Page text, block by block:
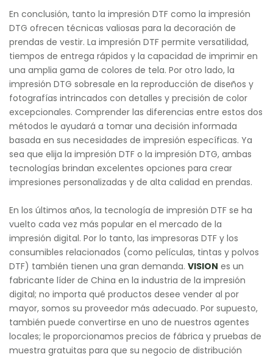
En conclusión, tanto la impresión DTF como la impresión
DTG ofrecen técnicas valiosas para la decoración de
prendas de vestir. La impresión DTF permite versatilidad,
tiempos de entrega rápidos y la capacidad de imprimir en
una amplia gama de colores de tela. Por otro lado, la
impresión DTG sobresale en la reproducción de diseños y
fotografías intrincados con detalles y precisión de color
excepcionales. Comprender las diferencias entre estos dos
métodos le ayudará a tomar una decisión informada
basada en sus necesidades de impresión específicas. Ya
sea que elija la impresión DTF o la impresión DTG, ambas
tecnologías brindan excelentes opciones para crear
impresiones personalizadas y de alta calidad en prendas.
En los últimos años, la tecnología de impresión DTF se ha
vuelto cada vez más popular en el mercado de la
impresión digital. Por lo tanto, las impresoras DTF y los
consumibles relacionados (como películas, tintas y polvos
DTF) también tienen una gran demanda. VISION es un
fabricante líder de China en la industria de la impresión
digital; no importa qué productos desee vender al por
mayor, somos su proveedor más adecuado. Por supuesto,
también puede convertirse en uno de nuestros agentes
locales; le proporcionamos precios de fábrica y pruebas de
muestra gratuitas para que su negocio de distribución